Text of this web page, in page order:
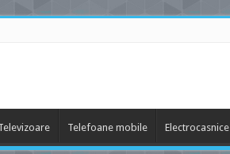
Telefoane mobile Electrocasnice